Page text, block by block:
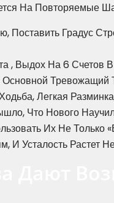
На
Поставить Градус
, Выдох На 6 Счетов
Легкая
Что Нового
Их Не
Усталость Растет